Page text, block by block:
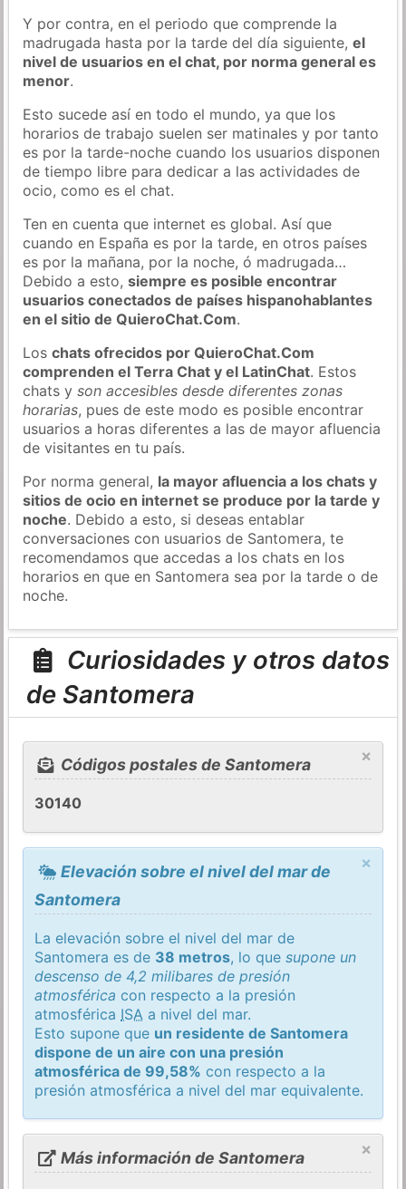
Y por contra, en el periodo que comprende la
madrugada hasta por la tarde del día siguiente,el
nivel de usuarios en el chat, por norma general es
menor.
Esto sucede así en todo el mundo, ya que los
horarios de trabajo suelen ser matinales y por tanto
es por la tarde-noche cuando los usuarios disponen
de tiempo libre para dedicar a las actividades de
ocio, como es el chat.
Ten en cuenta que internet es global. Así que
cuando en España es por la tarde, en otros países
es por la mañana, por la noche, ó madrugada…
Debido a esto,siempre es posible encontrar
usuarios conectados de países hispanohablantes
en el sitio de QuieroChat.Com.
Loschats ofrecidos por QuieroChat.Com
comprenden el Terra Chat y el LatinChat. Estos
chats yson accesibles desde diferentes zonas
horarias, pues de este modo es posible encontrar
usuarios a horas diferentes a las de mayor afluencia
de visitantes en tu país.
Por norma general, la mayor afluencia a los chats y
sitios de ocio en internet se produce por la tarde y
noche. Debido a esto, si deseas entablar
conversaciones con usuarios de Santomera, te
recomendamos que accedas a los chats en los
horarios en que en Santomera sea por la tarde o de
noche.
Curiosidades y otros datos
de Santomera
×
Códigos postales de Santomera
30140
×
Elevación sobre el nivel del mar de
Santomera
La elevación sobre el nivel del mar de
Santomera es de 38 metros, lo quesupone un
descenso de 4,2 milibares de presión
atmosférica con respecto a la presión
atmosférica ISA a nivel del mar.
Esto supone que un residente de Santomera
dispone de un aire con una presión
atmosférica de 99,58% con respecto a la
presión atmosférica a nivel del mar equivalente.
×
Más información de Santomera